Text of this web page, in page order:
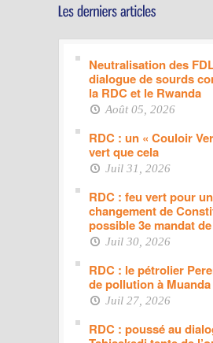
Neutralisation des
dialogue de sourds
la RDC et le Rwanda
Août 05, 2026
RDC : un « Couloir
vert que cela
Juil 31, 2026
RDC : feu vert pour un
changement de
possible 3e mandat
Juil 30, 2026
RDC : le pétrolier
de pollution à Muanda
Juil 27, 2026
RDC : poussé au